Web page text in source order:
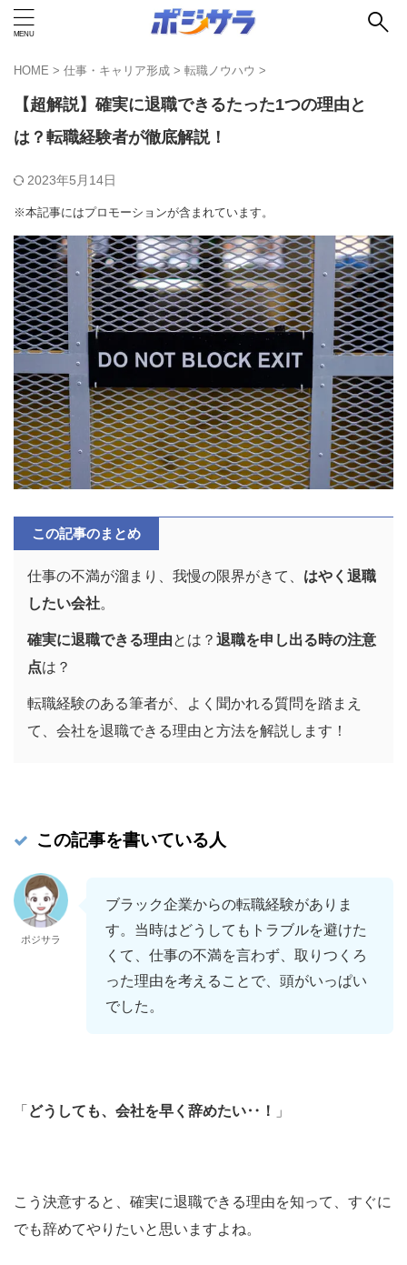
HOME > 仕事・キャリア形成 > 転職ノウハウ >
【超解説】確実に退職できるたった1つの理由と
は？転職経験者が徹底解説！
2023年5月14日
※本記事にはプロモーションが含まれています。
この記事のまとめ
仕事の不満が溜まり、我慢の限界がきて、 はやく退職
したい会社。
確実に退職できる理由とは？ 退職を申し出る時の注意
点は？
転職経験のある筆者が、よく聞かれる質問を踏まえ
て、会社を退職できる理由と方法を解説します！
この記事を書いている人
ポジサラ
ブラック企業からの転職経験がありま
す。当時はどうしてもトラブルを避けた
くて、仕事の不満を言わず、取りつくろ
った理由を考えることで、頭がいっぱい
でした。
「 どうしても、会社を早く辞めたい‥！ 」
こう決意すると、確実に退職できる理由を知って、すぐに
でも辞めてやりたいと思いますよね。